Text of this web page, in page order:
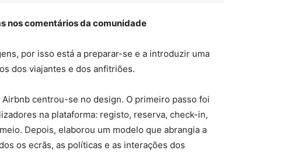
nos comentários da comunidade
por isso está a preparar-se e a introduzir uma
dos viajantes e dos anfitriões.
centrou-se no design. O primeiro passo foi
na plataforma: registo, reserva, check-in,
Depois, elaborou um modelo que abrangia a
os ecrãs, as políticas e as interações dos